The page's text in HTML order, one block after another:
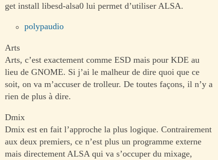
get install libesd-alsa0 lui permet d’utiliser ALSA.
polypaudio
Arts
Arts, c’est exactement comme ESD mais pour KDE au
lieu de GNOME. Si j’ai le malheur de dire quoi que ce
soit, on va m’accuser de trolleur. De toutes façons, il n’y a
rien de plus à dire.
Dmix
Dmix est en fait l’approche la plus logique. Contrairement
aux deux premiers, ce n’est plus un programme externe
mais directement ALSA qui va s’occuper du mixage,